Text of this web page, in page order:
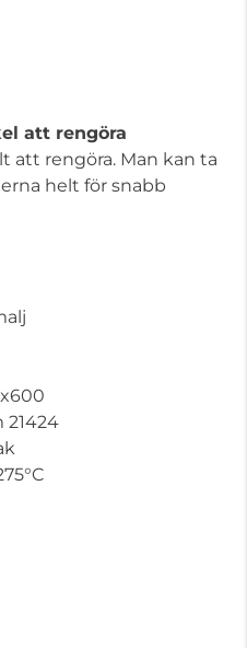
att rengöra
att rengöra. Man kan ta
helt för snabb
21424